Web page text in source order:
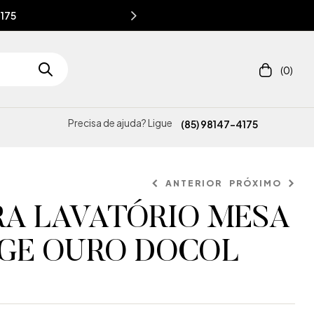
(0)
Precisa de ajuda? Ligue (85) 98147-4175
ANTERIOR PRÓXIMO
LAVATÓRIO MESA
OURO DOCOL